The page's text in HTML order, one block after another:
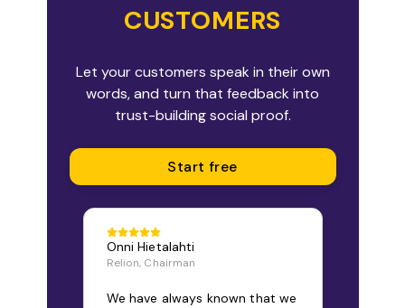
CUSTOMERS
Let your customers speak in their own
words, and turn that feedback into
trust-building social proof.
Start free
Onni Hietalahti
Relion, Chairman
We have always known that we